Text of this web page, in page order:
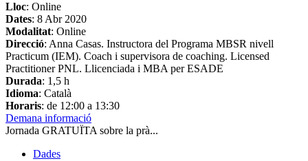
Lloc: Online
Dates: 8 Abr 2020
Modalitat: Online
Direcció: Anna Casas. Instructora del Programa MBSR nivell
Practicum (IEM). Coach i supervisora de coaching. Licensed
Practitioner PNL. Llicenciada i MBA per ESADE
Durada: 1,5 h
Idioma: Català
Horaris: de 12:00 a 13:30
Demana informació
Jornada GRATUÏTA sobre la prà...
Dades